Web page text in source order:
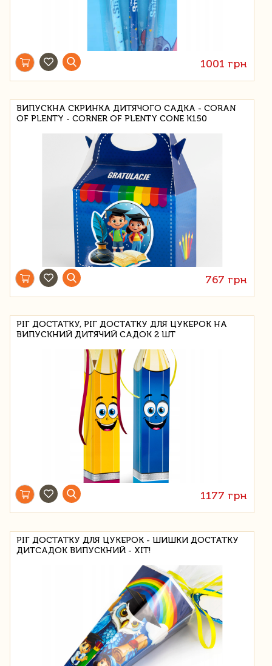
1001 грн
ВИПУСКНА СКРИНКА ДИТЯЧОГО САДКА - CORAN
OF PLENTY - CORNER OF PLENTY CONE K150
767 грн
РІГ ДОСТАТКУ, РІГ ДОСТАТКУ ДЛЯ ЦУКЕРОК НА
ВИПУСКНИЙ ДИТЯЧИЙ САДОК 2 ШТ
1177 грн
РІГ ДОСТАТКУ ДЛЯ ЦУКЕРОК - ШИШКИ ДОСТАТКУ
ДИТСАДОК ВИПУСКНИЙ - ХІТ!